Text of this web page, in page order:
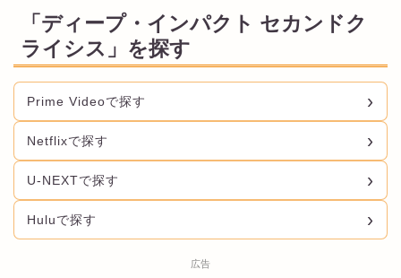
「ディープ・インパクト セカンドク
ライシス」を探す
Prime Videoで探す
Netflixで探す
U-NEXTで探す
Huluで探す
広告